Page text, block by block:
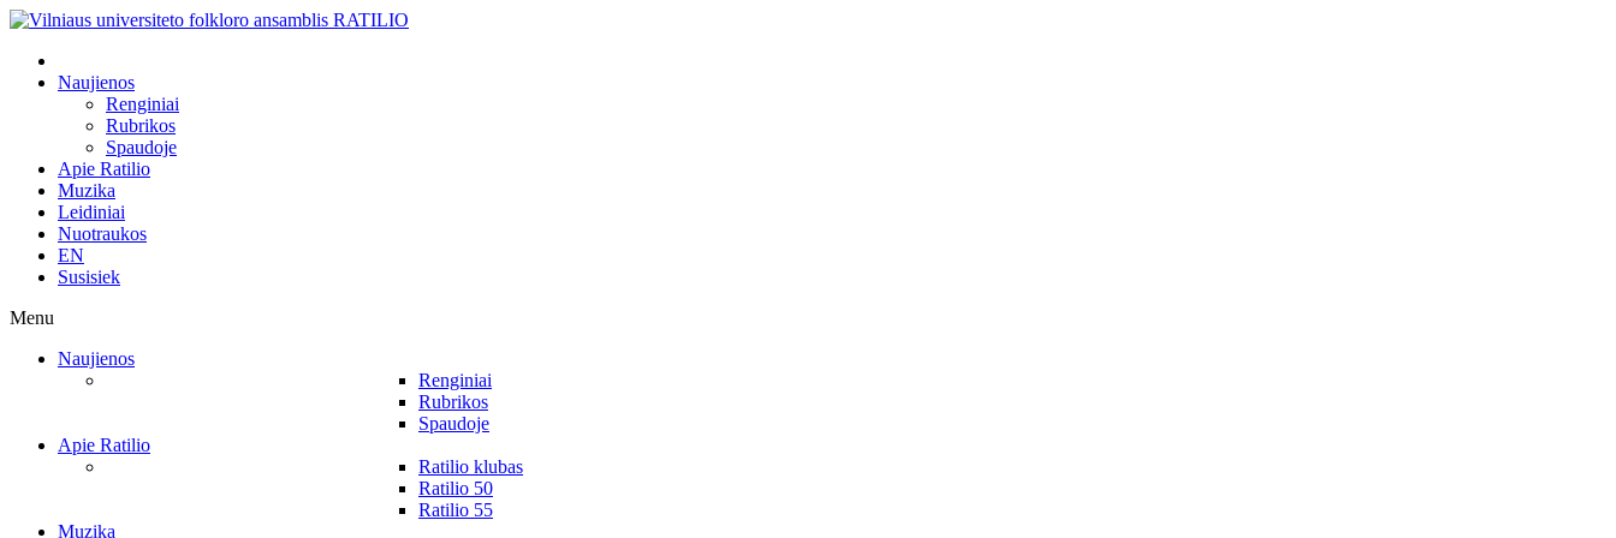
Naujienos
Renginiai
Rubrikos
Spaudoje
Apie Ratilio
Muzika
Leidiniai
Nuotraukos
EN
Susisiek
Menu
Naujienos
Renginiai
Rubrikos
Spaudoje
Apie Ratilio
Ratilio klubas
Ratilio 50
Ratilio 55
Muzika